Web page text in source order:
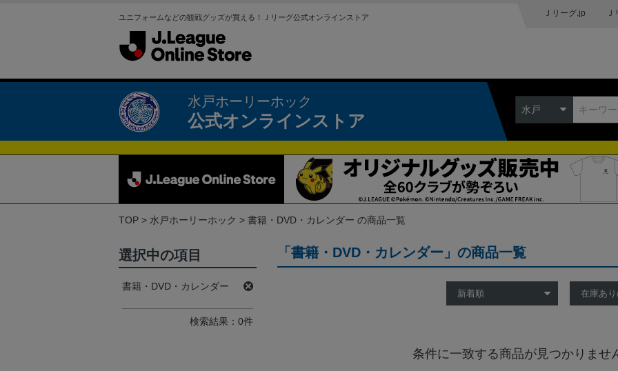
ユニフォームなどの観戦グッズが買える！Ｊリーグ公式オンラインストア Ｊリーグ.jp
水戸ホーリーホック
公式オンラインストア
水戸
TOP 水戸ホーリーホック 書籍・DVD・カレンダー の商品一覧
「書籍・DVD・カレンダー」の商品一覧
条件に一致する商品が見つかりませ
選択中の項目
書籍・DVD・カレンダー
検索結果：0件